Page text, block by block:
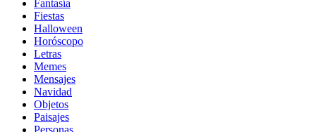
Fantasía
Fiestas
Halloween
Horóscopo
Letras
Memes
Mensajes
Navidad
Objetos
Paisajes
Personas